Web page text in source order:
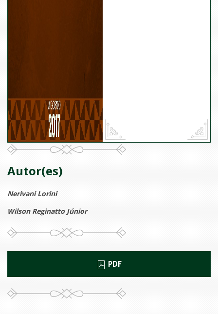
Autor(es)
Nerivani Lorini
Wilson Reginatto Júnior
PDF